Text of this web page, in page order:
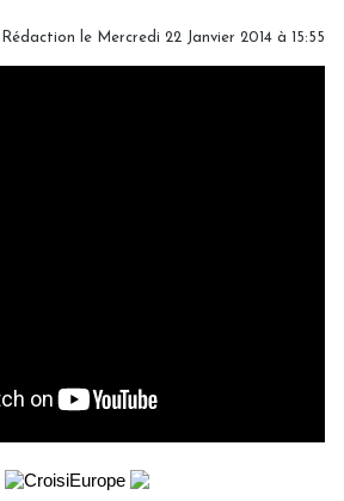
le Mercredi 22 Janvier 2014 à 15:55